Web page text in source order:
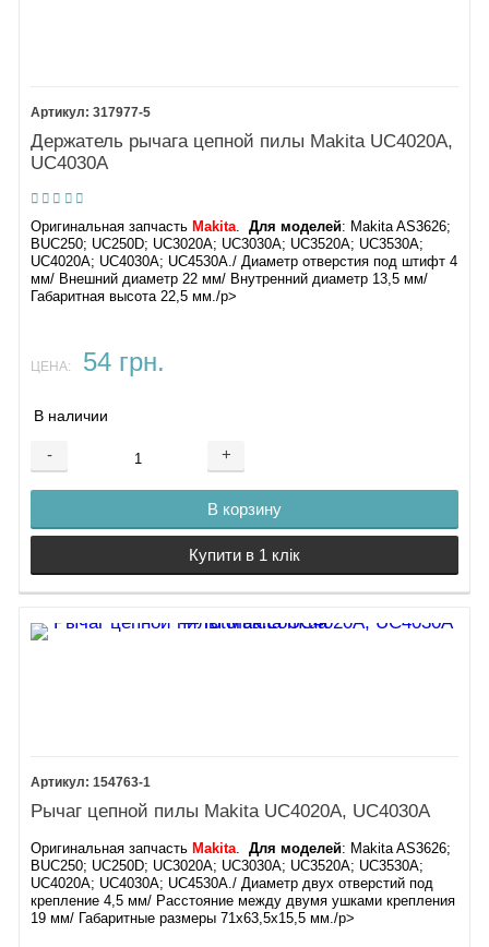
317977-5
Держатель рычага цепной пилы Makita UC4020A,
UC4030A
Оригинальная запчасть Makita. Для моделей: Makita AS3626;
BUC250; UC250D; UC3020A; UC3030A; UC3520A; UC3530A;
UC4020A; UC4030A; UC4530A./ Диаметр отверстия под штифт 4
мм/ Внешний диаметр 22 мм/ Внутренний диаметр 13,5 мм/
Габаритная высота 22,5 мм./p>
ЦЕНА: 54 грн.
В наличии
- +
В корзину
Купити в 1 клік
154763-1
Рычаг цепной пилы Makita UC4020A, UC4030A
Оригинальная запчасть Makita. Для моделей: Makita AS3626;
BUC250; UC250D; UC3020A; UC3030A; UC3520A; UC3530A;
UC4020A; UC4030A; UC4530A./ Диаметр двух отверстий под
крепление 4,5 мм/ Расстояние между двумя ушками крепления
19 мм/ Габаритные размеры 71х63,5х15,5 мм./p>